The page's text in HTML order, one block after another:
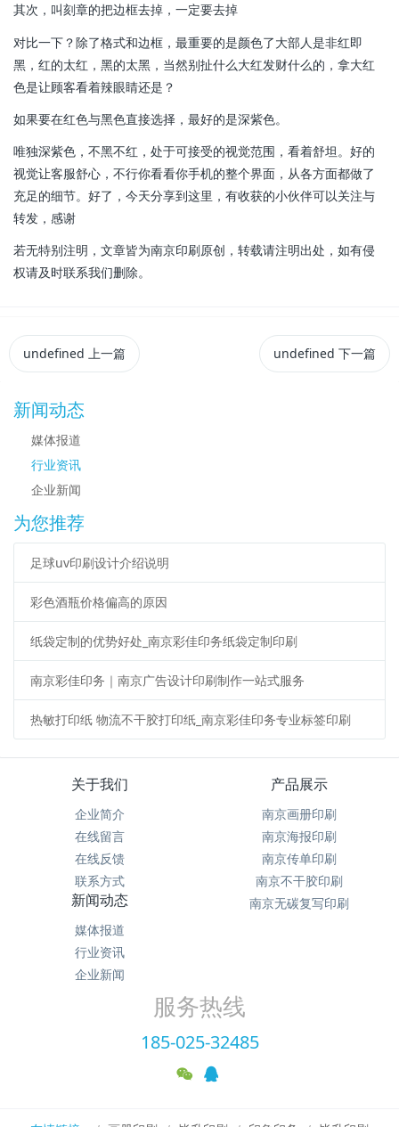
其次，叫刻章的把边框去掉，一定要去掉
对比一下？除了格式和边框，最重要的是颜色了大部人是非红即
黑，红的太红，黑的太黑，当然别扯什么大红发财什么的，拿大红
色是让顾客看着辣眼睛还是？
如果要在红色与黑色直接选择，最好的是深紫色。
唯独深紫色，不黑不红，处于可接受的视觉范围，看着舒坦。好的
视觉让客服舒心，不行你看看你手机的整个界面，从各方面都做了
充足的细节。好了，今天分享到这里，有收获的小伙伴可以关注与
转发，感谢
若无特别注明，文章皆为南京印刷原创，转载请注明出处，如有侵
权请及时联系我们删除。
undefined 上一篇 undefined 下一篇
新闻动态
媒体报道
行业资讯
企业新闻
为您推荐
足球uv印刷设计介绍说明
彩色酒瓶价格偏高的原因
纸袋定制的优势好处_南京彩佳印务纸袋定制印刷
南京彩佳印务｜南京广告设计印刷制作一站式服务
热敏打印纸 物流不干胶打印纸_南京彩佳印务专业标签印刷
关于我们
企业简介
在线留言
在线反馈
联系方式
产品展示
南京画册印刷
南京海报印刷
南京传单印刷
南京不干胶印刷
南京无碳复写印刷
新闻动态
媒体报道
行业资讯
企业新闻
服务热线
185-025-32485